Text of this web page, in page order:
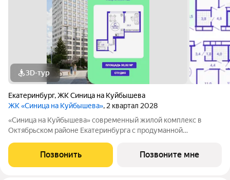
3D-тур
Екатеринбург,ЖК Синица на Куйбышева
ЖК «Синица на Куйбышева», 2 квартал 2028
«Синица на Куйбышева» современный жилой комплекс в
Октябрьском районе Екатеринбурга с продуманной
уровнем комфорта. Это проект для тех, кто ценит качество,
эстетику и функциональность городской
Позвонить Позвоните мне